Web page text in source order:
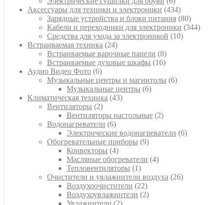
товаров
Аксессуары для техники и электроники 434434
товара
Зарядные устройства и блоки питания 8080
товаров
Кабели и переходники для электроники 344344
Средства для ухода за электроникой 1010
Встраиваемая техника 2424
товара
Встраиваемые варочные панели 88
товаров
Встраиваемые духовые шкафы 1616
Аудио Видео Фото 66
товаров
Музыкальные центры и магнитолы 66
Музыкальные центры 66
Климатическая техника 4343
Вентиляторы 22
товара
Вентиляторы настольные 22
Водонагреватели 66
товаров
Электрические водонагреватели 66
Обогревательные приборы 99
Конвекторы 44
товара
Масляные обогреватели 44
Тепловентиляторы 11
товар
Очистители и увлажнители воздуха 2626
Воздухоочистители 2222
товара
Воздухоувлажнители 22
2